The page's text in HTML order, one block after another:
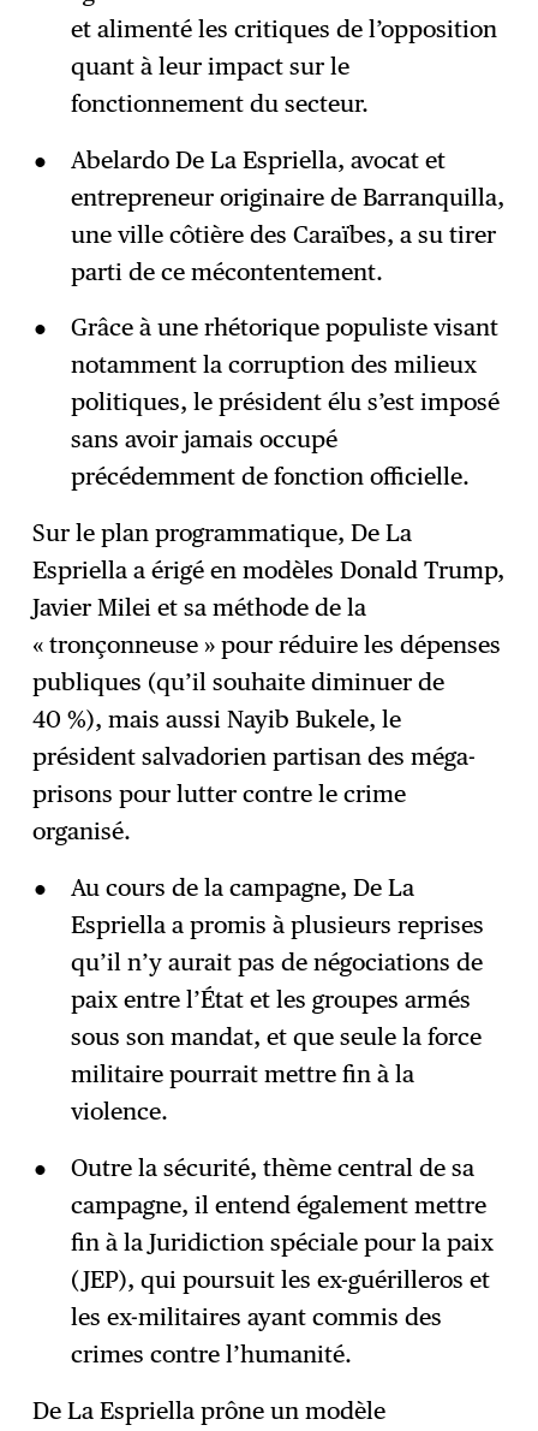
et alimenté les critiques de l’opposition
quant à leur impact sur le
fonctionnement du secteur.
Abelardo De La Espriella, avocat et
entrepreneur originaire de Barranquilla,
une ville côtière des Caraïbes, a su tirer
parti de ce mécontentement.
Grâce à une rhétorique populiste visant
notamment la corruption des milieux
politiques, le président élu s’est imposé
sans avoir jamais occupé
précédemment de fonction officielle.
Sur le plan programmatique, De La
Espriella a érigé en modèles Donald Trump,
Javier Milei et sa méthode de la
« tronçonneuse » pour réduire les dépenses
publiques (qu’il souhaite diminuer de
40 %), mais aussi Nayib Bukele, le
président salvadorien partisan des méga-
prisons pour lutter contre le crime
organisé.
Au cours de la campagne, De La
Espriella a promis à plusieurs reprises
qu’il n’y aurait pas de négociations de
paix entre l’État et les groupes armés
sous son mandat, et que seule la force
militaire pourrait mettre fin à la
violence.
Outre la sécurité, thème central de sa
campagne, il entend également mettre
fin à la Juridiction spéciale pour la paix
(JEP), qui poursuit les ex-guérilleros et
les ex-militaires ayant commis des
crimes contre l’humanité.
De La Espriella prône un modèle